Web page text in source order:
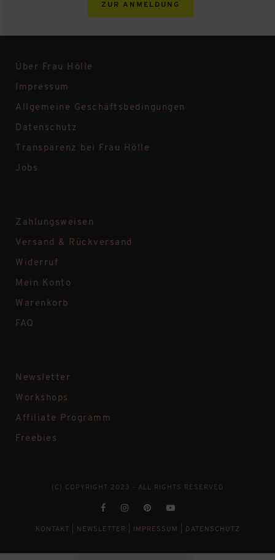
ZUR ANMELDUNG
Über Frau Hölle
Impressum
Allgemeine Geschäftsbedingungen
Datenschutz
Transparenz bei Frau Hölle
Jobs
Zahlungsweisen
Versand & Rückversand
Widerruf
Mein Konto
Warenkorb
FAQ
Newsletter
Workshops
Affiliate Programm
Freebies
(C) COPYRIGHT 2023 - ALL RIGHTS RESERVED
KONTAKT NEWSLETTER IMPRESSUM DATENSCHUTZ